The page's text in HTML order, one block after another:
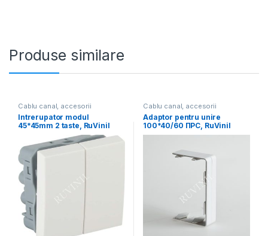
Produse similare
Cablu canal, accesorii
Intrerupator modul
45*45mm 2 taste, RuVinil
Cablu canal, accesorii
Adaptor pentru unire
100*40/60 ПРС, RuVinil
(4buc)